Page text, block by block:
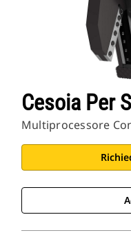
Cesoia Per
Multiprocessore